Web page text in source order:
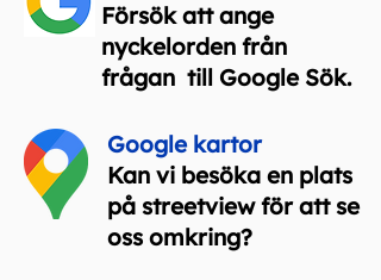
Försök att ange
nyckelorden från
frågan till Google Sök.
Google kartor
Kan vi besöka en plats
på streetview för att se
oss omkring?